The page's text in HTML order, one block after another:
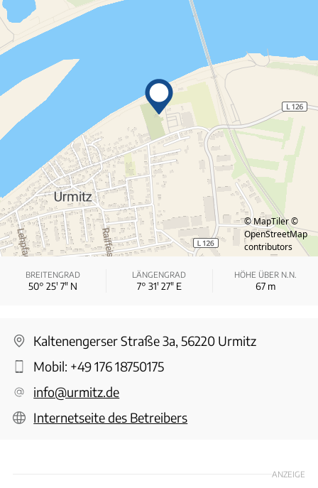
© MapTiler ©
OpenStreetMap
contributors
BREITENGRAD
50° 25′ 7″ N
LÄNGENGRAD
7° 31′ 27″ E
HÖHE ÜBER N.N.
67m
Kaltenengerser Straße 3a, 56220 Urmitz
Mobil: +49 176 18750175
info@urmitz.de
Internetseite des Betreibers
ANZEIGE